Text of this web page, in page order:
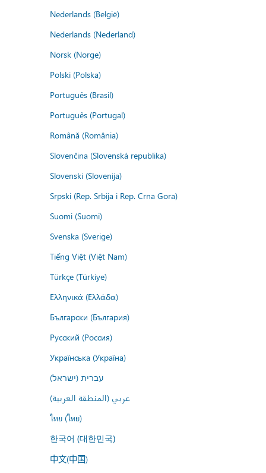
Nederlands (België)
Nederlands (Nederland)
Norsk (Norge)
Polski (Polska)
Português (Brasil)
Português (Portugal)
Română (România)
Slovenčina (Slovenská republika)
Slovenski (Slovenija)
Srpski (Rep. Srbija i Rep. Crna Gora)
Suomi (Suomi)
Svenska (Sverige)
Tiếng Việt (Việt Nam)
Türkçe (Türkiye)
Ελληνικά (Ελλάδα)
Български (България)
Русский (Россия)
Українська (Україна)
עברית (ישראל)
عربي (المنطقة العربية)
ไทย (ไทย)
한국어 (대한민국)
中文(中国)